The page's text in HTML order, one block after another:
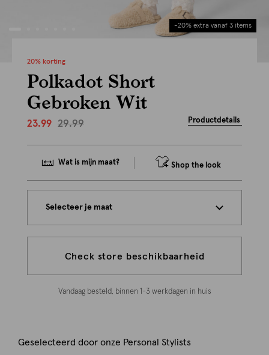
-20% extra vanaf 3 items
20% korting
Polkadot Short
Gebroken Wit
23.99 29.99 Productdetails
Wat is mijn maat? Shop the look
Selecteer je maat
Check store beschikbaarheid
Vandaag besteld, binnen 1-3 werkdagen in huis
Geselecteerd door onze Personal Stylists